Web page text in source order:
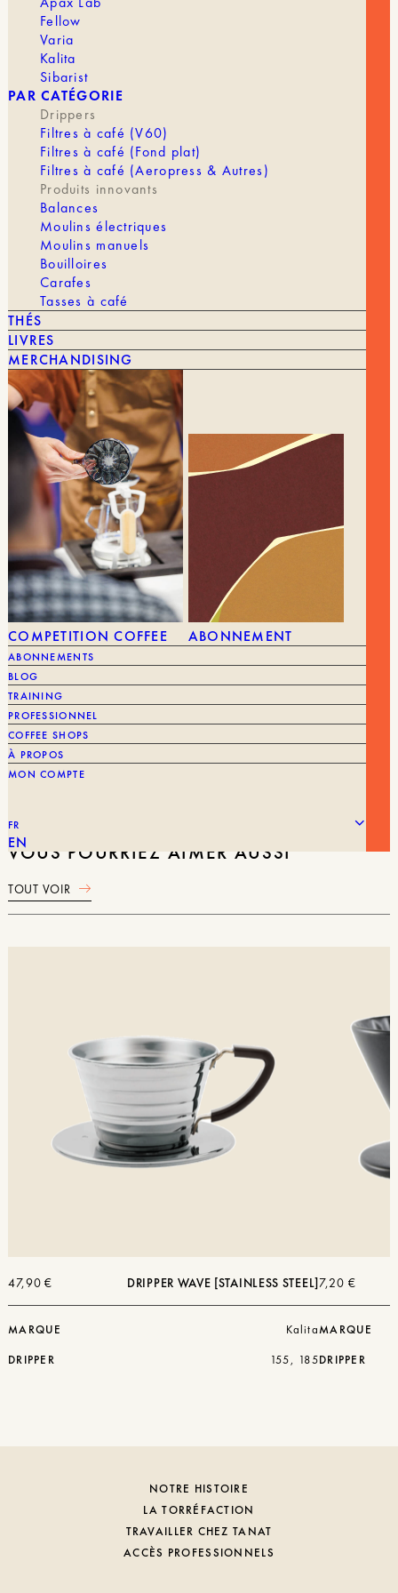
Fellow
Varia
Kalita
Sibarist
PAR CATÉGORIE
Drippers
Filtres à café (V60)
Filtres à café (Fond plat)
Filtres à café (Aeropress & Autres)
Produits innovants
Balances
Moulins électriques
Moulins manuels
Bouilloires
Carafes
Tasses à café
THÉS
LIVRES
MERCHANDISING
COMPETITION COFFEE ABONNEMENT
ABONNEMENTS
BLOG
TRAINING
PROFESSIONNEL
COFFEE SHOPS
À PROPOS
MON COMPTE
FR
EN
Caractéristiques
Origine : Brewer fabriqué à Taïwan / Filtres
fabriqués en Espagne
Capacité : idéale pour 12 à 18 g de café (200 à
300 ml en tasse), utilisable dès 8 g et jusqu’à 20
g
Nombre de tasses : une portion (1 personne)
Dimensions : format compact, 7,2 cm de hauteur,
12 cm de diamètre au point le plus large de la
base, 7,5 cm de diamètre externe au fond
Poids : 120 g avec le Melodrip inclus, 110 g sans
le Melodrip
Matériaux : plastique Tritan transparent, durable et
sans BPA, avec paroi isolante épaisse de plus de
5 mm
Guides : accès à une collection de guides en
constante évolution, avec deux guides inclus dans
la boîte
Compatibilité carafes : diamètre minimum
d’ouverture de 7,7 cm (non compatible avec la
Sense Carafe, compatible avec la Service Jug et
la Service Carafe)
OREA Z1
Rupture de stock
quantité
de
Orea
-
Z1
Brewer
AJOUTER AU PANIER | 60,00 €
MARQUE Orea
VOUS POURRIEZ AIMER AUSSI
TOUT VOIR
DRIPPER WAVE [STAINLESS STEEL]
47,90€
MARQUE
Kalita
DRIPPER
155, 185
7,20 €
MARQUE
DRIPPER
NOTRE HISTOIRE
LA TORRÉFACTION
TRAVAILLER CHEZ TANAT
ACCÈS PROFESSIONNELS